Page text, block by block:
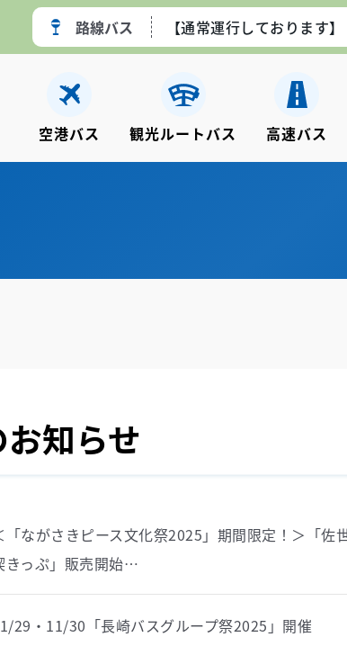
路線バス 【通常運行しております】
空港線エアポートライナー 【通常運
ながさき観光ルートバス 【土日祝の
空港バス 観光ルートバス ⾼速バス
知らせ
「ながさきピース文化祭2025」期間限定！＞「佐
きっぷ」販売開始…
29・11/30「長崎バスグループ祭2025」開催